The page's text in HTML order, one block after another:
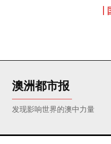
澳洲都市报
发现影响世界的澳中力量